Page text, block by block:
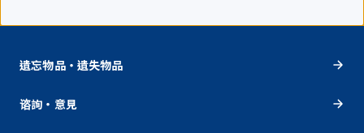
遺忘物品・遺失物品
谘詢・意見